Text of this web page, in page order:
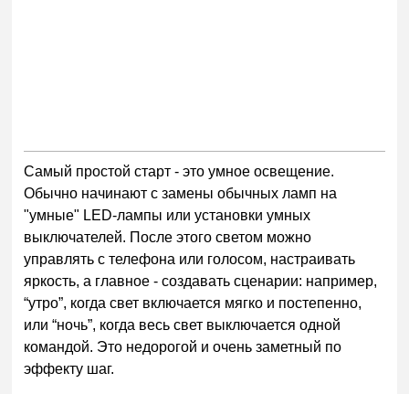
Самый простой старт - это умное освещение.
Обычно начинают с замены обычных ламп на
"умные" LED-лампы или установки умных
выключателей. После этого светом можно
управлять с телефона или голосом, настраивать
яркость, а главное - создавать сценарии: например,
“утро”, когда свет включается мягко и постепенно,
или “ночь”, когда весь свет выключается одной
командой. Это недорогой и очень заметный по
эффекту шаг.